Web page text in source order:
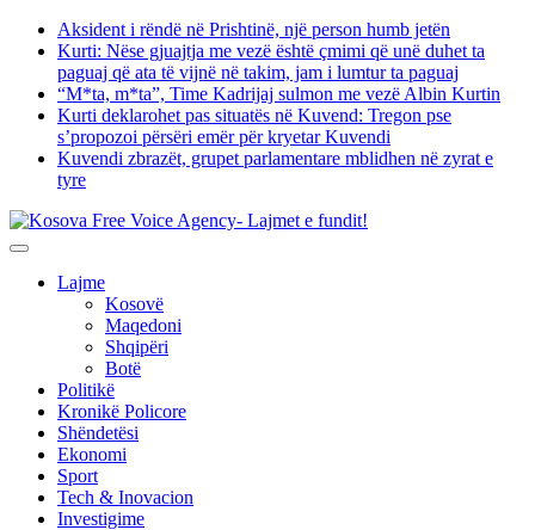
Skip
content
Aksident i rëndë në Prishtinë, një person humb jetën
Kurti: Nëse gjuajtja me vezë është çmimi që unë duhet ta
paguaj që ata të vijnë në takim, jam i lumtur ta paguaj
“M*ta, m*ta”, Time Kadrijaj sulmon me vezë Albin Kurtin
Kurti deklarohet pas situatës në Kuvend: Tregon pse
s’propozoi përsëri emër për kryetar Kuvendi
Kuvendi zbrazët, grupet parlamentare mblidhen në zyrat e
tyre
Lajme
Kosovë
Maqedoni
Shqipëri
Botë
Politikë
Kronikë Policore
Shëndetësi
Ekonomi
Sport
Tech & Inovacion
Investigime